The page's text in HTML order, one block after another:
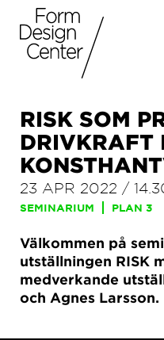
RISK SOM
DRIVKRAFT
23 APR 2022 /
SEMINARIUM PLAN 3
Välkommen på
utställningen RISK
medverkande
och Agnes Larsson.